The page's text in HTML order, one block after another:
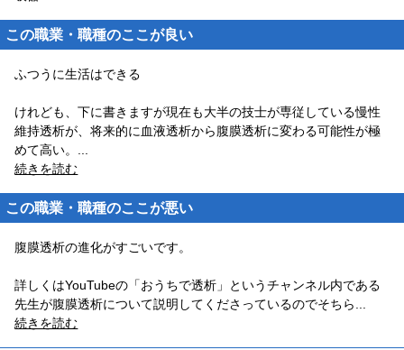
この職業・職種のここが良い
ふつうに生活はできる
けれども、下に書きますが現在も大半の技士が専従している慢性
維持透析が、将来的に血液透析から腹膜透析に変わる可能性が極
めて高い。
続きを読む
この職業・職種のここが悪い
腹膜透析の進化がすごいです。
詳しくはYouTubeの「おうちで透析」というチャンネル内である
先生が腹膜透析について説明してくださっているのでそちら
続きを読む